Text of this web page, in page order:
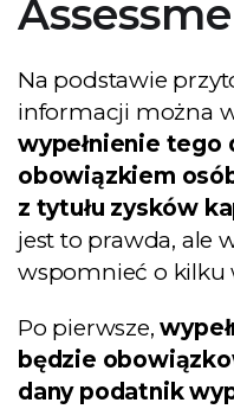
Na podstawie
informacji można
wypełnienie tego
obowiązkiem
z tytułu zysków
jest to prawda, ale
wspomnieć o kilku
Po pierwsze,
będzie
dany podatnik